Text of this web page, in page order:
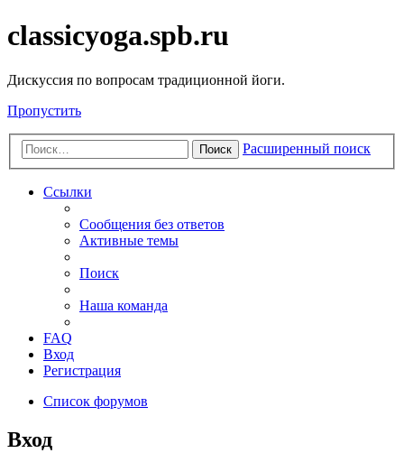
classicyoga.spb.ru
Дискуссия по вопросам традиционной йоги.
Пропустить
Поиск Расширенный поиск
Ссылки
Сообщения без ответов
Активные темы
Поиск
Наша команда
FAQ
Вход
Регистрация
Список форумов
Вход